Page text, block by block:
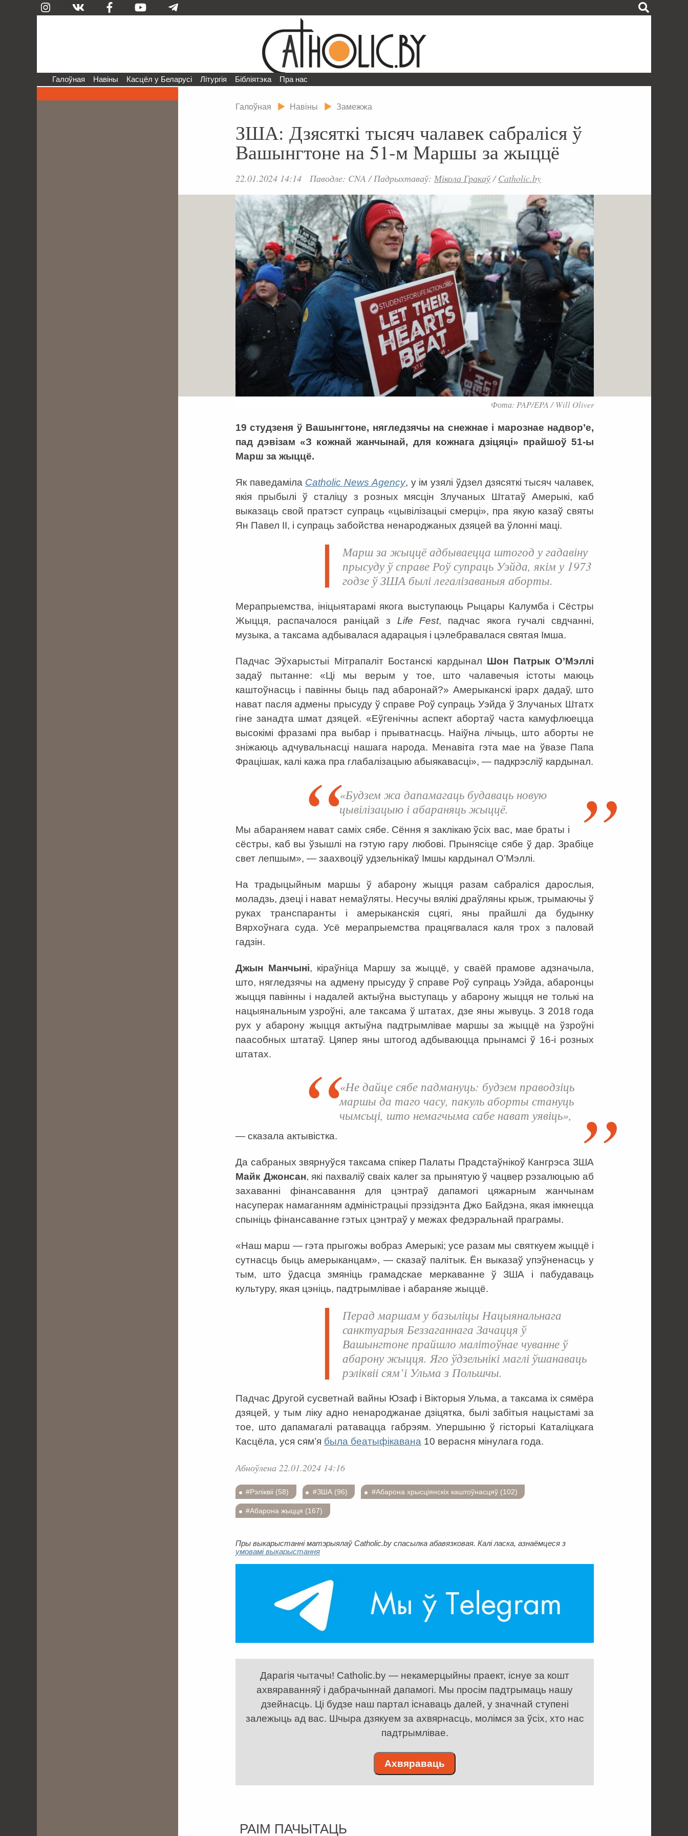
Галоўная Навіны Касцёл у Беларусі Літургія Бібліятэка Пра нас
Галоўная Навіны Замежжа
ЗША: Дзясяткі тысяч чалавек сабраліся ў
Вашынгтоне на 51-м Маршы за жыццё
22.01.2024 14:14 Паводле: CNA /Падрыхтаваў: Мікола Гракаў/Catholic.by
Фота: PAP/EPA / Will Oliver
19 студзеня ў Вашынгтоне, нягледзячы на снежнае і марознае надвор’е,
пад дэвізам «З кожнай жанчынай, для кожнага дзіцяці» прайшоў 51-ы
Марш за жыццё.
Як паведаміла Catholic News Agency, у ім узялі ўдзел дзясяткі тысяч чалавек,
якія прыбылі ў сталіцу з розных мясцін Злучаных Штатаў Амерыкі, каб
выказаць свой пратэст супраць «цывілізацыі смерці», пра якую казаў святы
Ян Павел ІІ, і супраць забойства ненароджаных дзяцей ва ўлонні маці.
Марш за жыццё адбываецца штогод у гадавіну
прысуду ў справе Роў супраць Уэйда, якім у 1973
годзе ў ЗША былі легалізаваныя аборты.
Мерапрыемства, ініцыятарамі якога выступаюць Рыцары Калумба і Сёстры
Жыцця, распачалося раніцай з Life Fest, падчас якога гучалі свдчанні,
музыка, а таксама адбывалася адарацыя і цэлебравалася святая Імша.
Падчас Эўхарыстыі Мітрапаліт Бостанскі кардынал Шон Патрык О’Мэллі
задаў пытанне: «Ці мы верым у тое, што чалавечыя істоты маюць
каштоўнасць і павінны быць пад абаронай?» Амерыканскі ірарх дадаў, што
нават пасля адмены прысуду ў справе Роў супраць Уэйда ў Злучаных Штатх
гіне занадта шмат дзяцей. «Еўгенічны аспект абортаў часта камуфлюецца
высокімі фразамі пра выбар і прыватнасць. Наіўна лічыць, што аборты не
зніжаюць адчувальнасці нашага народа. Менавіта гэта мае на ўвазе Папа
Фрацішак, калі кажа пра глабалізацыю абыякавасці», — падкрэсліў кардынал.
«Будзем жа дапамагаць будаваць новую
цывілізацыю і абараняць жыццё.
Мы абараняем нават саміх сябе. Сёння я заклікаю ўсіх вас, мае браты і
сёстры, каб вы ўзышлі на гэтую гару любові. Прынясіце сябе ў дар. Зрабіце
свет лепшым», — заахвоціў удзельнікаў Імшы кардынал О’Мэллі.
На традыцыйным маршы ў абарону жыцця разам сабраліся дарослыя,
моладзь, дзеці і нават немаўляты. Несучы вялікі драўляны крыж, трымаючы ў
руках транспаранты і амерыканскія сцягі, яны прайшлі да будынку
Вярхоўнага суда. Усё мерапрыемства працягвалася каля трох з паловай
гадзін.
Джын Манчыні, кіраўніца Маршу за жыццё, у сваёй прамове адзначыла,
што, нягледзячы на адмену прысуду ў справе Роў супраць Уэйда, абаронцы
жыцця павінны і надалей актыўна выступаць у абарону жыцця не толькі на
нацыянальным узроўні, але таксама ў штатах, дзе яны жывуць. З 2018 года
рух у абарону жыцця актыўна падтрымлівае маршы за жыццё на ўзроўні
паасобных штатаў. Цяпер яны штогод адбываюцца прынамсі ў 16-і розных
штатах.
«Не дайце сябе падмануць: будзем праводзіць
маршы да таго часу, пакуль аборты стануць
чымсьці, што немагчыма сабе нават уявіць»,
— сказала актывістка.
Да сабраных звярнуўся таксама спікер Палаты Прадстаўнікоў Кангрэса ЗША
Майк Джонсан, які пахваліў сваіх калег за прынятую ў чацвер рэзалюцыю аб
захаванні фінансавання для цэнтраў дапамогі цяжарным жанчынам
насуперак намаганням адміністрацыі прэзідэнта Джо Байдэна, якая імкнецца
спыніць фінансаванне гэтых цэнтраў у межах федэральнай праграмы.
«Наш марш — гэта прыгожы вобраз Амерыкі; усе разам мы святкуем жыццё і
сутнасць быць амерыканцам», — сказаў палітык. Ён выказаў упэўненасць у
тым, што ўдасца змяніць грамадскае меркаванне ў ЗША і пабудаваць
культуру, якая цэніць, падтрымлівае і абараняе жыццё.
Перад маршам у базыліцы Нацыянальнага
санктуарыя Беззаганнага Зачацця ў
Вашынгтоне прайшло малітоўнае чуванне ў
абарону жыцця. Яго ўдзельнікі маглі ўшанаваць
рэліквіі сям’і Ульма з Польшчы.
Падчас Другой сусветнай вайны Юзаф і Вікторыя Ульма, а таксама іх сямёра
дзяцей, у тым ліку адно ненароджанае дзіцятка, былі забітыя нацыстамі за
тое, што дапамагалі ратавацца габрэям. Упершыню ў гісторыі Каталіцкага
Касцёла, уся сям’я была беатыфікавана 10 верасня мінулага года.
Абноўлена 22.01.2024 14:16
#Рэліквіі (58) #ЗША (96) #Абарона хрысціянскіх каштоўнасцяў (102)
#Абарона жыцця (167)
Пры выкарыстанні матэрыялаў Catholic.by спасылка абавязковая. Калі ласка, азнаёмцеся з
умовамі выкарыстання
Дарагія чытачы! Catholic.by — некамерцыйны праект, існуе за кошт
ахвяраванняў і дабрачыннай дапамогі. Мы просім падтрымаць нашу
дзейнасць. Ці будзе наш партал існаваць далей, у значнай ступені
залежыць ад вас. Шчыра дзякуем за ахвярнасць, молімся за ўсіх, хто нас
падтрымлівае.
Ахвяраваць
РАІМ ПАЧЫТАЦЬ